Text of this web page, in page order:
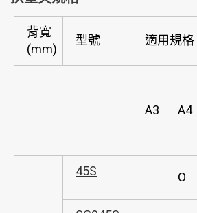
背寬
(mm)
型號 適用規格
A3 A4
45S O